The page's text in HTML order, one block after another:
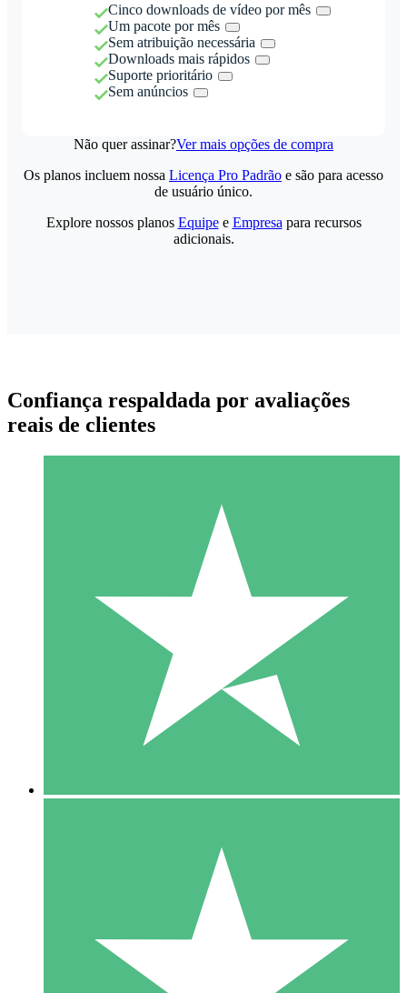
Cinco downloads de vídeo por mês
Um pacote por mês
Sem atribuição necessária
Downloads mais rápidos
Suporte prioritário
Sem anúncios
Não quer assinar?Ver mais opções de compra
Pacotes de Créditos Individuais
Pague conforme o uso com créditos de download. Sem
1000
10 Downloads
20 00
Os planos incluem nossa Licença Pro Padrão e são para acesso
de usuário único.
Explore nossos planos Equipee Empresa para recursos
adicionais.
Confiança respaldada por avaliações
reais de clientes